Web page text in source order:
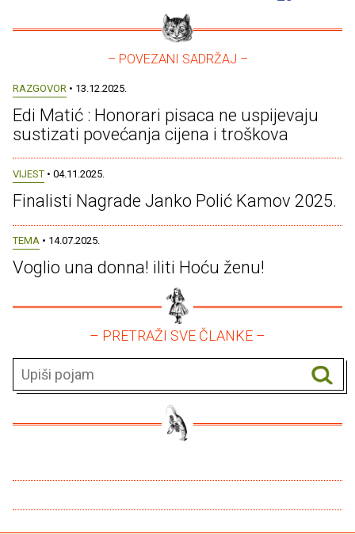
– POVEZANI SADRŽAJ –
RAZGOVOR • 13.12.2025.
Edi Matić : Honorari pisaca ne uspijevaju
sustizati povećanja cijena i troškova
VIJEST • 04.11.2025.
Finalisti Nagrade Janko Polić Kamov 2025.
TEMA • 14.07.2025.
Voglio una donna! iliti Hoću ženu!
– PRETRAŽI SVE ČLANKE –